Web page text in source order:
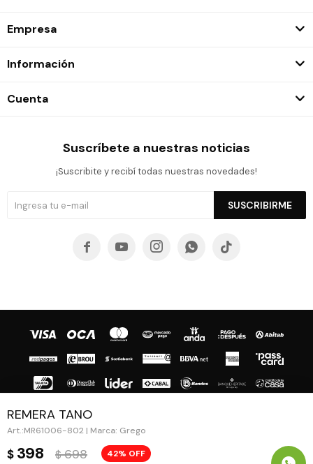
REMERA TANO
MR61006-802 | Marca: Grego
$ 398 $ 698 42
Empresa
Información
Cuenta
Suscríbete a nuestras noticias
¡Suscribite y recibí todas nuestras novedades!
SUSCRIBIRME
    